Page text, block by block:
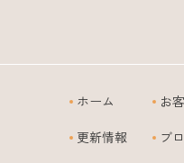
ホーム
更新情報
お
ブ